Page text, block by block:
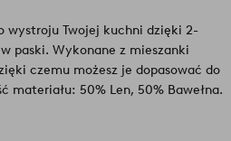
wystroju Twojej kuchni dzięki 2-
paski. Wykonane z mieszanki
czemu możesz je dopasować do
Jakość materiału: 50% Len, 50% Bawełna.